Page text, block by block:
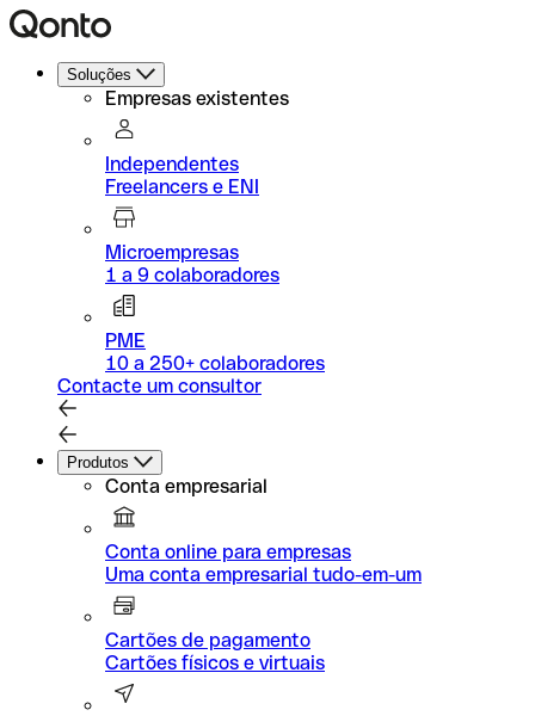
Soluções
Empresas existentes
Independentes
Freelancers e ENI
Microempresas
1 a 9 colaboradores
PME
10 a 250+ colaboradores
Contacte um consultor
Produtos
Conta empresarial
Conta online para empresas
Uma conta empresarial tudo-em-um
Cartões de pagamento
Cartões físicos e virtuais